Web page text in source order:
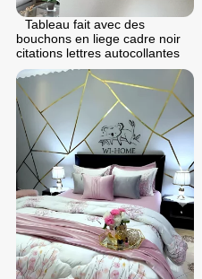
Tableau fait avec des
bouchons en liege cadre noir
citations lettres autocollantes